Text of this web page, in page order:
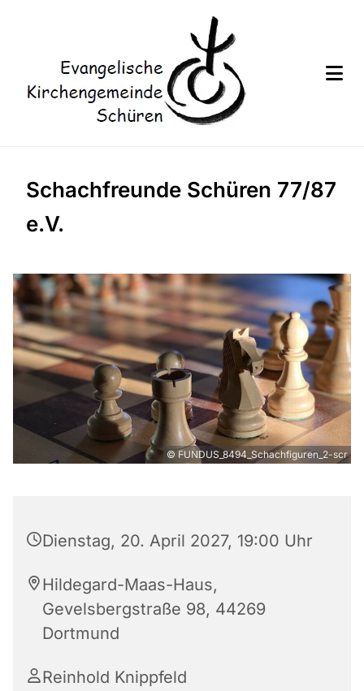
Schachfreunde Schüren 77/87
e.V.
© FUNDUS_8494_Schachfiguren_2-scr
Dienstag, 20. April 2027, 19:00 Uhr
Hildegard-Maas-Haus,
Gevelsbergstraße 98, 44269
Dortmund
Reinhold Knippfeld